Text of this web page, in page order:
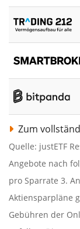
Zum
Quelle: justETF
Angebote nach
pro Sparrate 3.
Aktiensparpläne
Gebühren der